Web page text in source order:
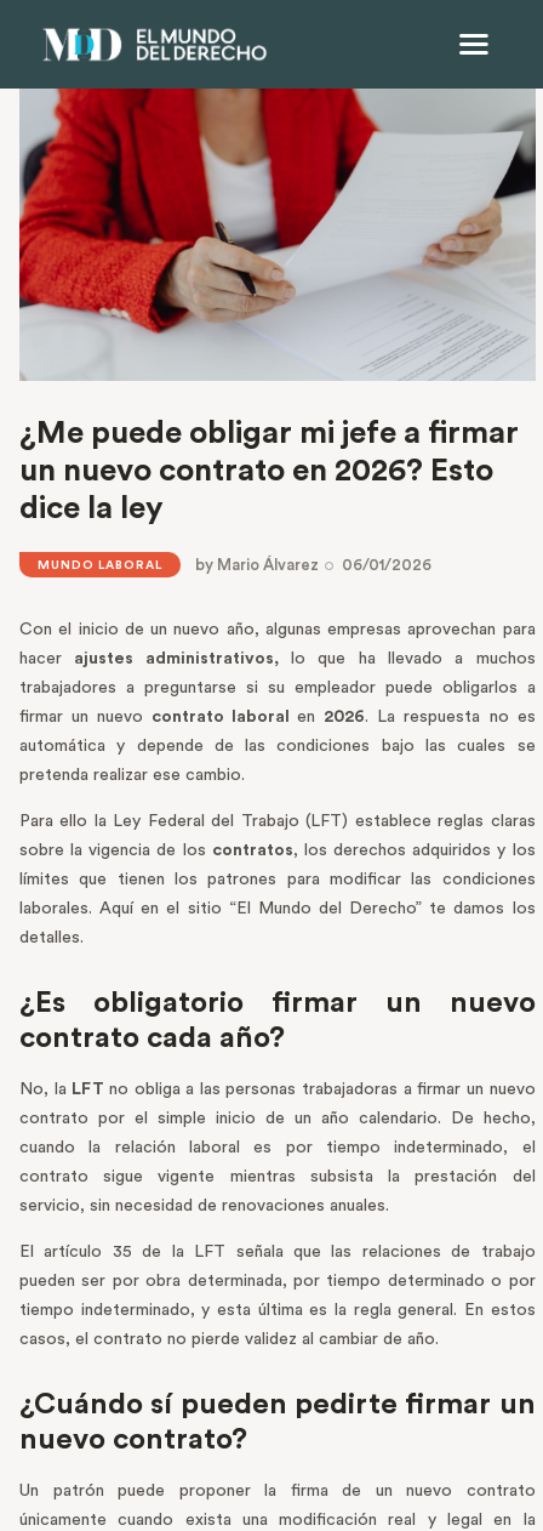
¿Me puede obligar mi jefe a firmar
un nuevo contrato en 2026? Esto
dice la ley
MUNDO LABORAL by Mario Álvarez 06/01/2026
Con el inicio de un nuevo año, algunas empresas aprovechan para
hacer ajustes administrativos,lo que ha llevado a muchos
trabajadores a preguntarse si su empleador puede obligarlos a
firmar un nuevo contrato laboralen 2026. La respuesta no es
automática y depende de las condiciones bajo las cuales se
pretenda realizar ese cambio.
Para ello la Ley Federal del Trabajo (LFT) establece reglas claras
sobre la vigencia de los contratos, los derechos adquiridos y los
límites que tienen los patrones para modificar las condiciones
laborales. Aquí en el sitio “El Mundo del Derecho” te damos los
detalles.
¿Es obligatorio firmar un nuevo
contrato cada año?
No, la LFT no obliga a las personas trabajadoras a firmar un nuevo
contrato por el simple inicio de un año calendario. De hecho,
cuando la relación laboral es por tiempo indeterminado, el
contrato sigue vigente mientras subsista la prestación del
servicio, sin necesidad de renovaciones anuales.
El artículo 35 de la LFT señala que las relaciones de trabajo
pueden ser por obra determinada, por tiempo determinado o por
tiempo indeterminado, y esta última es la regla general. En estos
casos, el contrato no pierde validez al cambiar de año.
¿Cuándo sí pueden pedirte firmar un
nuevo contrato?
Un patrón puede proponer la firma de un nuevo contrato
únicamente cuando exista una modificación real y legal en la